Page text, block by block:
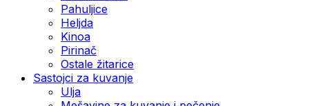
Pahuljice
Heljda
Kinoa
Pirinač
Ostale žitarice
Sastojci za kuvanje
Ulja